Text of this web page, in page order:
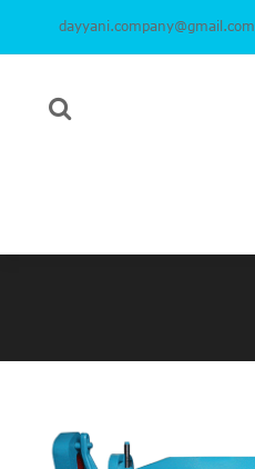
dayyani.company@gmail.com